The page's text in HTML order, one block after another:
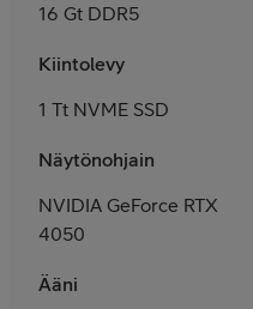
16 Gt DDR5
Kiintolevy
1 Tt NVME SSD
Näytönohjain
NVIDIA GeForce RTX
4050
Ääni